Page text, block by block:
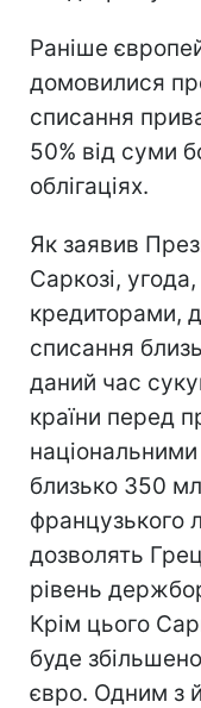
Раніше
домовилися
списання
50% від суми
облігаціях.
Як заявив
Саркозі,
кредиторами,
списання
даний час
країни перед
близько 350
французького
дозволять
рівень
Крім цього
буде
євро. Одним з